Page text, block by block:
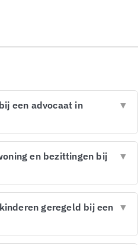
een advocaat in
▼
en bezittingen bij
▼
geregeld bij een
▼